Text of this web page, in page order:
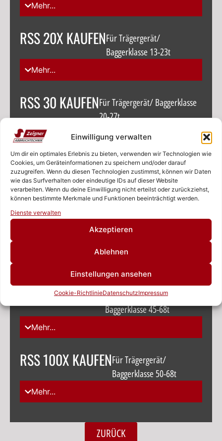
Einwilligung verwalten
Um dir ein optimales Erlebnis zu bieten, verwenden wir Technologien wie
Cookies, um Geräteinformationen zu speichern und/oder darauf
zuzugreifen. Wenn du diesen Technologien zustimmst, können wir Daten
wie das Surfverhalten oder eindeutige IDs auf dieser Website
verarbeiten. Wenn du deine Einwilligung nicht erteilst oder zurückziehst,
können bestimmte Merkmale und Funktionen beeinträchtigt werden.
Dienste verwalten
Akzeptieren
Ablehnen
Einstellungen ansehen
Cookie-RichtlinieDatenschutzImpressum
Mehr...
RSS 20X KAUFENFür Trägergerät/
Baggerklasse 13-23t
Mehr...
RSS 30 KAUFENFür Trägergerät/ Baggerklasse
20-27t
Mehr...
RSS 40 KAUFENFür Trägergerät/ Baggerklasse
25-32t
Mehr...
RSS 50 KAUFENFür Trägergerät/ Baggerklasse
RSS 100 KAUFENFür Trägergerät/
Baggerklasse 45-68t
Mehr...
RSS 100X KAUFENFür Trägergerät/
Baggerklasse 50-68t
Mehr...
ZURÜCK
Rufen Sie uns an!